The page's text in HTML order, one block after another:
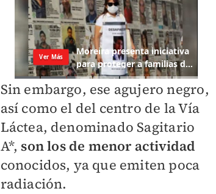
Sin embargo, ese agujero negro,
así como el del centro de la Vía
Láctea, denominado Sagitario
A*, son los de menor actividad
conocidos, ya que emiten poca
radiación.